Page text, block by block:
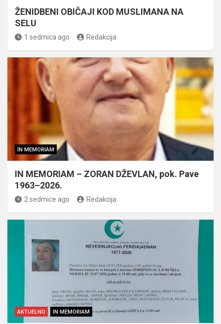
ŽENIDBENI OBIČAJI KOD MUSLIMANA NA
SELU
1 sedmica ago Redakcija
IN MEMORIAM
IN MEMORIAM – ZORAN DŽEVLAN, pok. Pave
1963–2026.
2 sedmice ago Redakcija
AKTUELNO IN MEMORIAM